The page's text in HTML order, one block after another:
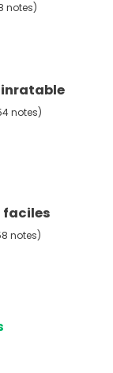
notes)
notes)
faciles
notes)